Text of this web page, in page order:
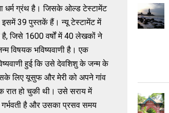
धर्म ग्रंथ है। जिसके ओल्ड टेस्टामेंट
39 पुस्तकें हैं। न्यू टेस्टामेंट में
है, जिसे 1600 वर्षों में 40 लेखकों ने
विषयक भविष्यवाणी है। एक
हुई कि उसे देवशिशु के जन्म के
लिए यूसुफ और मेरी को अपने गांव
रात हो चुकी थी। उसे सराय में
गर्भवती है और उसका प्रसव समय